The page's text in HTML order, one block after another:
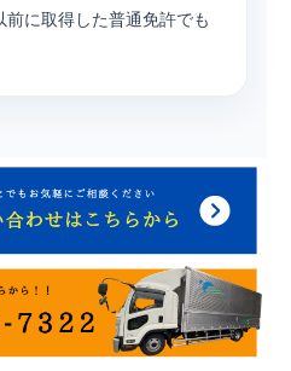
に取得した普通免許でも